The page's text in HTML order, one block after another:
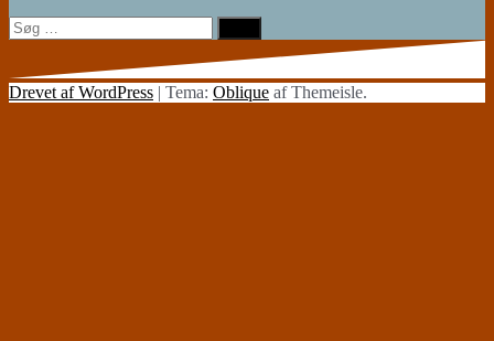
Søg
efter:
Drevet af WordPress | Tema: Oblique af Themeisle.